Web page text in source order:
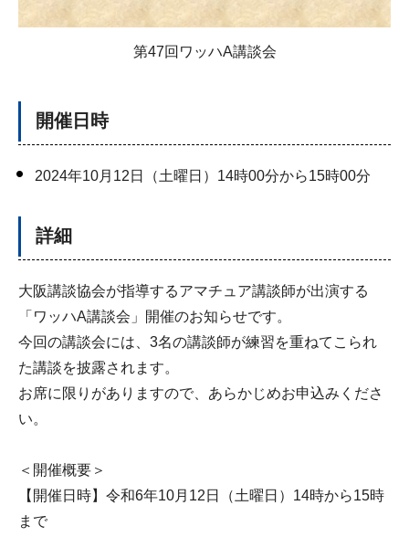
第47回ワッハA講談会
開催日時
2024年10月12日（土曜日）14時00分から15時00分
詳細
大阪講談協会が指導するアマチュア講談師が出演する
「ワッハA講談会」開催のお知らせです。
今回の講談会には、3名の講談師が練習を重ねてこられ
た講談を披露されます。
お席に限りがありますので、あらかじめお申込みくださ
い。
＜開催概要＞
【開催日時】令和6年10月12日（土曜日）14時から15時
まで